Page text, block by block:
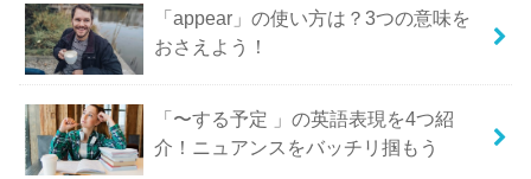
「appear」の使い方は？3つの意味を
おさえよう！
「〜する予定 」の英語表現を4つ紹
介！ニュアンスをバッチリ掴もう